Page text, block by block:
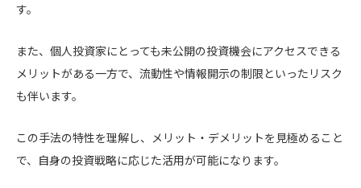
す。
また、個人投資家にとっても未公開の投資機会にアクセスできる
メリットがある一方で、流動性や情報開示の制限といったリスク
も伴います。
この手法の特性を理解し、メリット・デメリットを見極めること
で、自身の投資戦略に応じた活用が可能になります。